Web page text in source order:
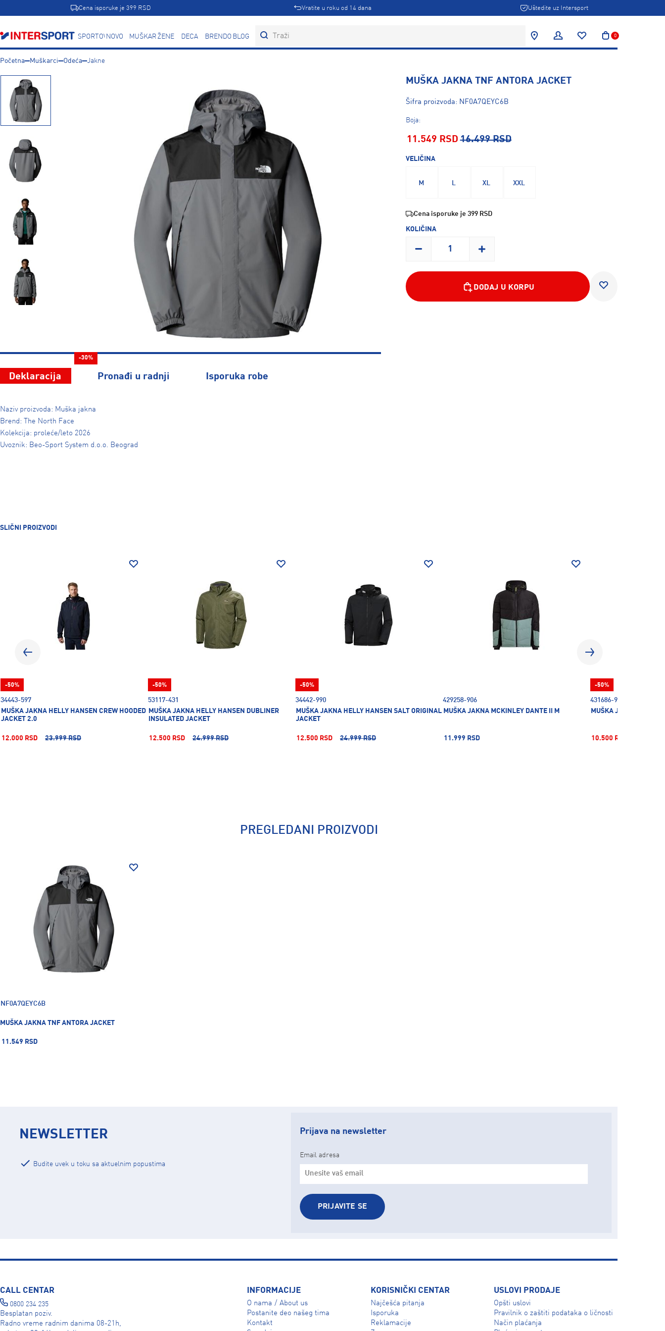
Cena isporuke je 399 RSD Vratite u roku od 14 dana Uštedite uz Intersport
SPORTOVINOVO MUŠKARCIŽENE DECA BRENDOVIBLOG 0
Početna Muškarci Odeća Jakne
-30%
Deklaracija Pronađi u radnji Isporuka robe
Naziv proizvoda: Muška jakna
Brend: The North Face
Kolekcija: proleće/leto 2026
Uvoznik: Beo-Sport System d.o.o. Beograd
MUŠKA JAKNA TNF ANTORA JACKET
Šifra proizvoda: NF0A7QEYC6B
Boja:
11.549 RSD 16.499 RSD
VELIČINA
M XL XXL
Cena isporuke je 399 RSD
KOLIČINA
DODAJ U KORPU
SLIČNI PROIZVODI
34443-597
MUŠKA JAKNA HELLY HANSEN CREW HOODED
JACKET 2.0
12.000 RSD 23.999 RSD
-50%
53117-431
MUŠKA JAKNA HELLY HANSEN DUBLINER
INSULATED JACKET
12.500 RSD 24.999 RSD
-50%
34442-990
MUŠKA JAKNA HELLY HANSEN SALT ORIGINAL
JACKET
12.500 RSD 24.999 RSD
-50%
429258-906
MUŠKA JAKNA MCKINLEY DANTE II M
11.999 RSD
431686-905
MUŠKA JAKNA
10.500 RSD
-50%
PREGLEDANI PROIZVODI
NF0A7QEYC6B
MUŠKA JAKNA TNF ANTORA JACKET
11.549 RSD
NEWSLETTER
Budite uvek u toku sa aktuelnim popustima
Prijava na newsletter
Email adresa
PRIJAVITE SE
CALL CENTAR
0800 234 235
Besplatan poziv.
Radno vreme radnim danima 08-21h,
INFORMACIJE
O nama / About us
Postanite deo našeg tima
Kontakt
KORISNIČKI CENTAR
Najčešća pitanja
Isporuka
Reklamacije
USLOVI PRODAJE
Opšti uslovi
Pravilnik o zaštiti podataka o ličnosti
Način plaćanja